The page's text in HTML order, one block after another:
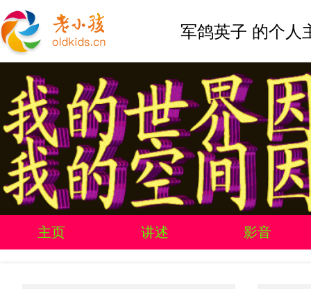
军鸽英子 的个人
主页 讲述 影音